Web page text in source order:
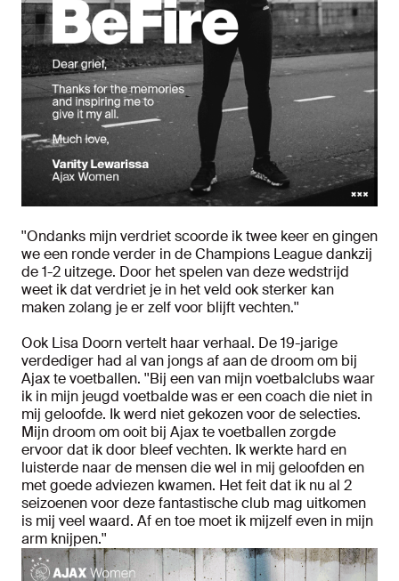
''Ondanks mijn verdriet scoorde ik twee keer en gingen
we een ronde verder in de Champions League dankzij
de 1-2 uitzege. Door het spelen van deze wedstrijd
weet ik dat verdriet je in het veld ook sterker kan
maken zolang je er zelf voor blijft vechten.''
Ook Lisa Doorn vertelt haar verhaal. De 19-jarige
verdediger had al van jongs af aan de droom om bij
Ajax te voetballen. ''Bij een van mijn voetbalclubs waar
ik in mijn jeugd voetbalde was er een coach die niet in
mij geloofde. Ik werd niet gekozen voor de selecties.
Mijn droom om ooit bij Ajax te voetballen zorgde
ervoor dat ik door bleef vechten. Ik werkte hard en
luisterde naar de mensen die wel in mij geloofden en
met goede adviezen kwamen. Het feit dat ik nu al 2
seizoenen voor deze fantastische club mag uitkomen
is mij veel waard. Af en toe moet ik mijzelf even in mijn
arm knijpen.''